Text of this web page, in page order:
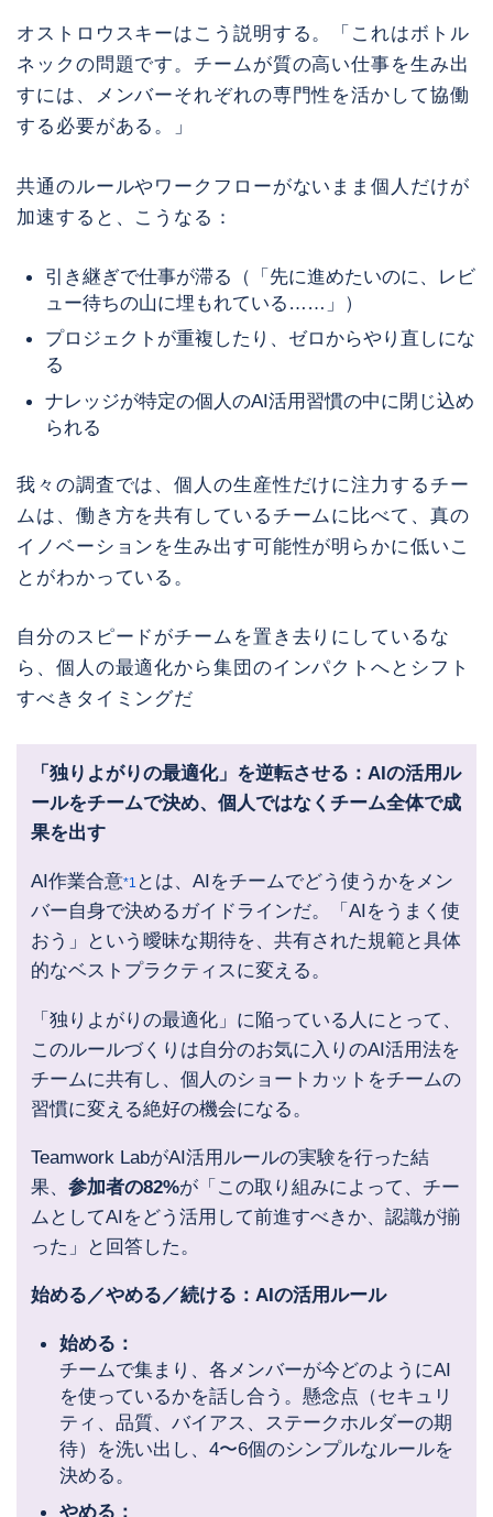
オストロウスキーはこう説明する。「これはボトル
ネックの問題です。チームが質の高い仕事を生み出
すには、メンバーそれぞれの専門性を活かして協働
する必要がある。」
共通のルールやワークフローがないまま個人だけが
加速すると、こうなる：
引き継ぎで仕事が滞る（「先に進めたいのに、レビ
ュー待ちの山に埋もれている……」）
プロジェクトが重複したり、ゼロからやり直しにな
る
ナレッジが特定の個人のAI活用習慣の中に閉じ込め
られる
我々の調査では、個人の生産性だけに注力するチー
ムは、働き方を共有しているチームに比べて、真の
イノベーションを生み出す可能性が明らかに低いこ
とがわかっている。
自分のスピードがチームを置き去りにしているな
ら、個人の最適化から集団のインパクトへとシフト
すべきタイミングだ
「独りよがりの最適化」を逆転させる：AIの活用ル
ールをチームで決め、個人ではなくチーム全体で成
果を出す
AI作業合意*1 とは、AIをチームでどう使うかをメン
バー自身で決めるガイドラインだ。「AIをうまく使
おう」という曖昧な期待を、共有された規範と具体
的なベストプラクティスに変える。
「独りよがりの最適化」に陥っている人にとって、
このルールづくりは自分のお気に入りのAI活用法を
チームに共有し、個人のショートカットをチームの
習慣に変える絶好の機会になる。
Teamwork LabがAI活用ルールの実験を行った結
果、参加者の82%が「この取り組みによって、チー
ムとしてAIをどう活用して前進すべきか、認識が揃
った」と回答した。
始める／やめる／続ける：AIの活用ルール
始める：
チームで集まり、各メンバーが今どのようにAI
を使っているかを話し合う。懸念点（セキュリ
ティ、品質、バイアス、ステークホルダーの期
待）を洗い出し、4〜6個のシンプルなルールを
決める。
やめる：